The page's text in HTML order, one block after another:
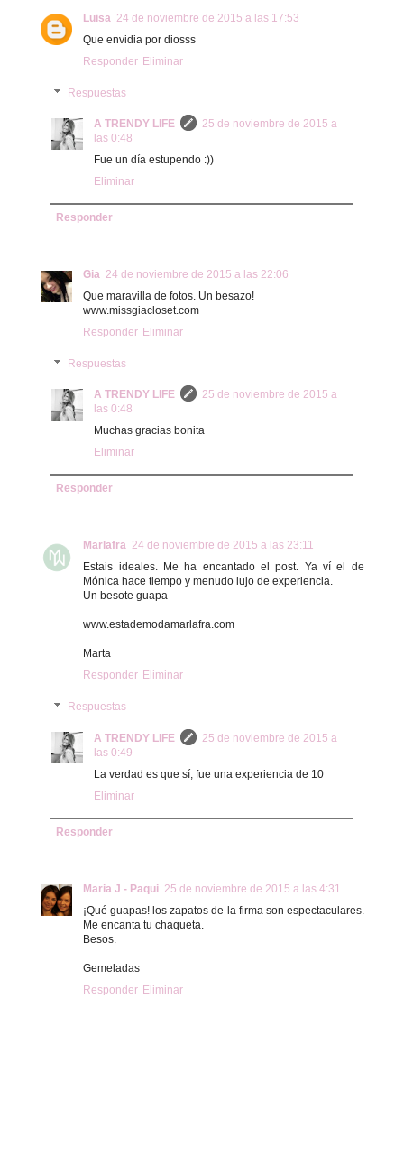
Luisa 24 de noviembre de 2015 a las 17:53
Que envidia por diosss
Responder Eliminar
Respuestas
A TRENDY LIFE
25 de noviembre de 2015 a
las 0:48
Fue un día estupendo :))
Eliminar
Responder
Gia 24 de noviembre de 2015 a las 22:06
Que maravilla de fotos. Un besazo!
www.missgiacloset.com
Responder Eliminar
Respuestas
A TRENDY LIFE
25 de noviembre de 2015 a
las 0:48
Muchas gracias bonita
Eliminar
Responder
Marlafra 24 de noviembre de 2015 a las 23:11
Estais ideales. Me ha encantado el post. Ya ví el de
Mónica hace tiempo y menudo lujo de experiencia.
Un besote guapa
www.estademodamarlafra.com
Marta
Responder Eliminar
Respuestas
A TRENDY LIFE
25 de noviembre de 2015 a
las 0:49
La verdad es que sí, fue una experiencia de 10
Eliminar
Responder
Maria J - Paqui 25 de noviembre de 2015 a las 4:31
¡Qué guapas! los zapatos de la firma son espectaculares.
Me encanta tu chaqueta.
Besos.
Gemeladas
Responder Eliminar